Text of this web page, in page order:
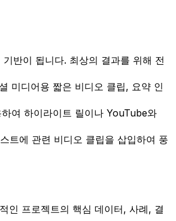
반이 됩니다. 최상의 결과를 위해 전
미디어용 짧은 비디오 클립, 요약 인
여 하이라이트 릴이나 YouTube와
트에 관련 비디오 클립을 삽입하여 풍
인 프로젝트의 핵심 데이터, 사례, 결